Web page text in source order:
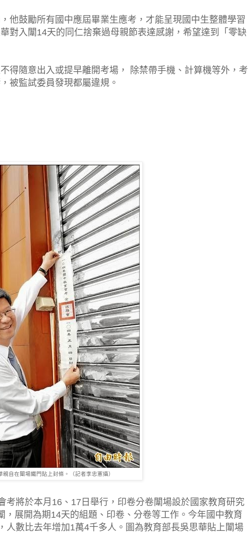
他鼓勵所有國中應屆畢業生應考，才能呈現國中生整體學習
對入闈14天的同仁捨棄過母親節表達感謝，希望達到「零缺
得隨意出入或提早離開考場， 除禁帶手機、計算機等外，考
被監試委員發現都屬違規。
親自在闈場鐵門貼上封條。（記者李忠憲攝）
考將於本月16、17日舉行，印卷分卷闈場設於國家教育研究
，展開為期14天的組題、印卷、分卷等工作。今年國中教育
人數比去年增加1萬4千多人。圖為教育部長吳思華貼上闈場